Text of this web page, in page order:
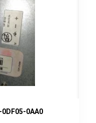
0DF05-0AA0